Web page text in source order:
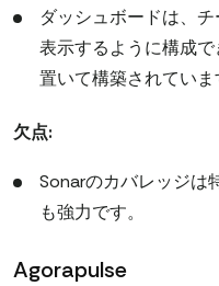
ダッシュボードは、
表示するように構成
置いて構築されていま
欠点:
Sonarのカバレッジは
も強力です。
Agorapulse